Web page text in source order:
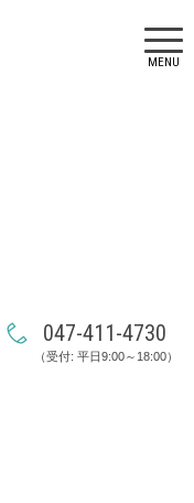
047-411-4730
（受付: 平日9:00～18:00）
MENU